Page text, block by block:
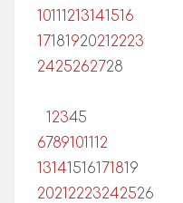
10111213141516
1718192021 2223
2425262728
1 2345
6789101112
13141516171819
2021 2223242526